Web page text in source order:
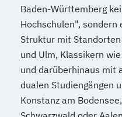
Baden-Württemberg
Hochschulen", sondern
Struktur mit
und Ulm, Klassikern
und darüberhinaus mit
dualen Studiengängen
Konstanz am